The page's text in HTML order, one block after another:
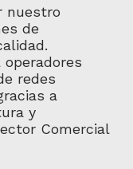
nuestro
de
operadores
redes
a
y
Comercial